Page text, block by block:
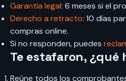
Garantía legal: 6 meses si el
Derecho a retracto: 10 días
compras online.
Si no responden, puedes
Te estafaron, ¿qué
Reúne todos los